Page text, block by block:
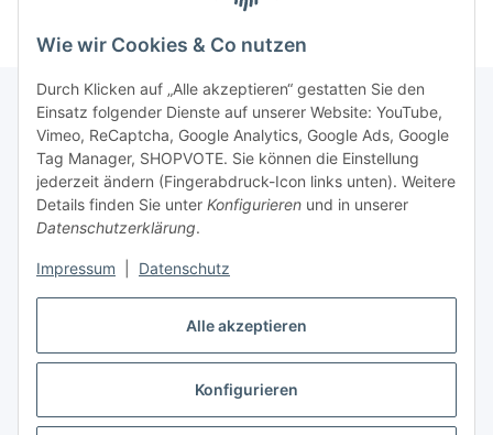
Alle akzeptieren
Konfigurieren
Wie wir Cookies & Co nutzen
Durch Klicken auf „Alle akzeptieren“ gestatten Sie den
Einsatz folgender Dienste auf unserer Website: YouTube,
Vimeo, ReCaptcha, Google Analytics, Google Ads, Google
Tag Manager, SHOPVOTE. Sie können die Einstellung
jederzeit ändern (Fingerabdruck-Icon links unten). Weitere
Details finden Sie unter Konfigurieren und in unserer
Datenschutzerklärung.
Impressum Datenschutz
Newsletter Abonnieren
Bitte senden Sie mir entsprechend Ihrer
Datenschutzerklärungregelmäßig und jederzeit widerruflich
Informationen zu Ihrem Produktsortiment per E-Mail zu.
Abonnieren
Newsletter Abonnieren
Vertrag widerrufen